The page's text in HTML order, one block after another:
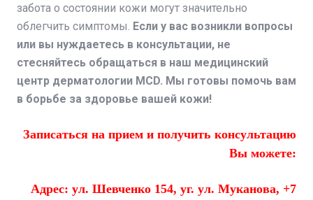
забота о состоянии кожи могут значительно
облегчить симптомы. Если у вас возникли вопросы
или вы нуждаетесь в консультации, не
стесняйтесь обращаться в наш медицинский
центр дерматологии MCD. Мы готовы помочь вам
в борьбе за здоровье вашей кожи!
Записаться на прием и получить консультацию
Вы можете:
Адрес: ул. Шевченко 154, уг. ул. Муканова, +7